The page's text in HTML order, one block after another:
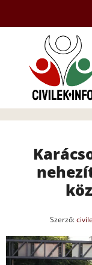
tartalomba
Szerző: